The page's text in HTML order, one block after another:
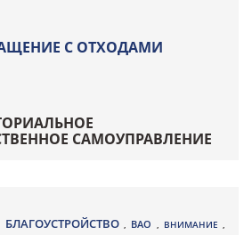
С ОТХОДАМИ
САМОУПРАВЛЕНИЕ
БЛАГОУСТРОЙСТВО , ВАО , ВНИМАНИЕ ,